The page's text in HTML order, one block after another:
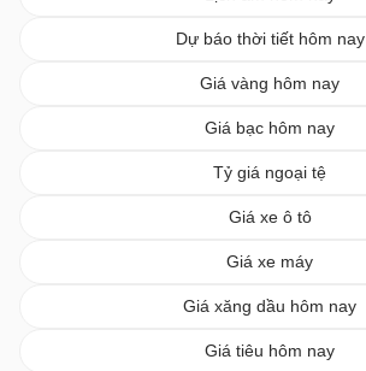
Dự báo thời tiết hôm nay
Giá vàng hôm nay
Giá bạc hôm nay
Tỷ giá ngoại tệ
Giá xe ô tô
Giá xe máy
Giá xăng dầu hôm nay
Giá tiêu hôm nay